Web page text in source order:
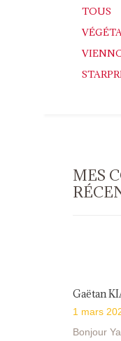
TOUS
MES
Gaëtan
1 mars
Bonjour